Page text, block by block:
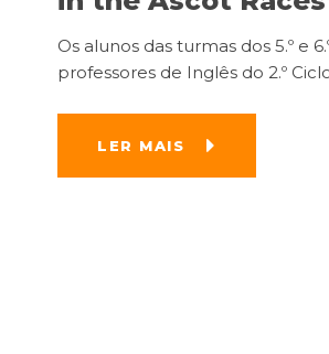
Os alunos das turmas dos 5.º e
professores de Inglês do 2.º
LER MAIS